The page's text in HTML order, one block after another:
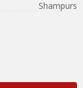
Shampurs